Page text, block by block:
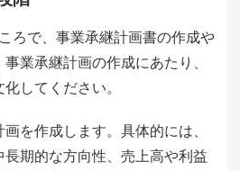
ろで、事業承継計画書の作成や
業承継計画の作成にあたり、
してください。
を作成します。具体的には、
期的な方向性、売上高や利益